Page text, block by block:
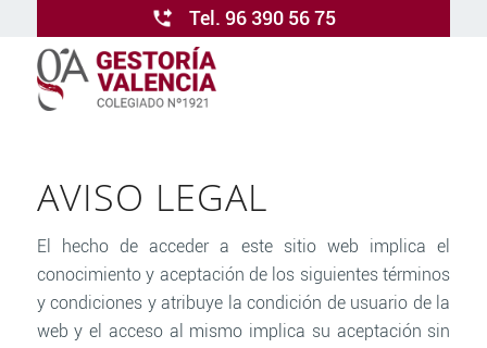
Tel. 96 390 56 75
AVISO LEGAL
El hecho de acceder a este sitio web implica el
conocimiento y aceptación de los siguientes términos
y condiciones y atribuye la condición de usuario de la
web y el acceso al mismo implica su aceptación sin